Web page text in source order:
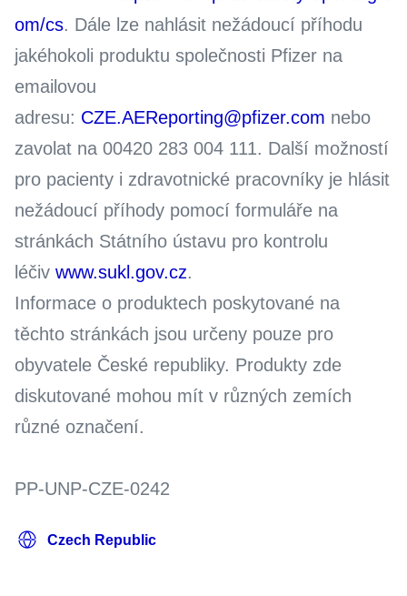
om/cs. Dále lze nahlásit nežádoucí příhodu
jakéhokoli produktu společnosti Pfizer na
emailovou
adresu: CZE.AEReporting@pfizer.com nebo
zavolat na 00420 283 004 111. Další možností
pro pacienty i zdravotnické pracovníky je hlásit
nežádoucí příhody pomocí formuláře na
stránkách Státního ústavu pro kontrolu
léčiv www.sukl.gov.cz.
Informace o produktech poskytované na
těchto stránkách jsou určeny pouze pro
obyvatele České republiky. Produkty zde
diskutované mohou mít v různých zemích
různé označení.
PP-UNP-CZE-0242